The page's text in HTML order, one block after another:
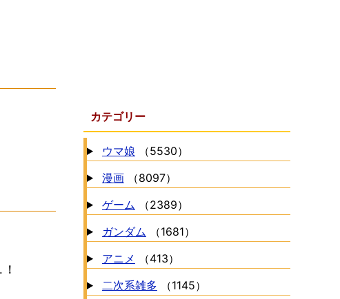
カテゴリー
ウマ娘
（5530）
漫画
（8097）
ゲーム
（2389）
ガンダム
（1681）
アニメ
（413）
二次系雑多
（1145）